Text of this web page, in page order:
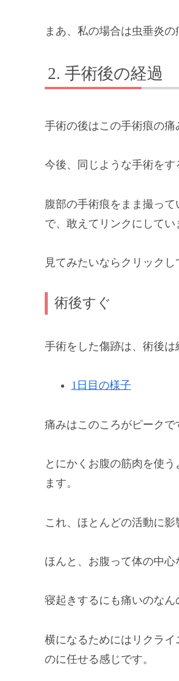
まあ、私の場合は虫垂炎
手術後の経過
手術の後はこの手術痕の痛
今後、同じような手術をす
腹部の手術痕をまま撮っ
で、敢えてリンクにしてい
見てみたいならクリックし
術後すぐ
手術をした傷跡は、術後は
1日目の様子
痛みはこのころがピークで
とにかくお腹の筋肉を使
ます。
これ、ほとんどの活動に影
ほんと、お腹って体の中心
寝起きするにも痛いのなん
横になるためにはリクラ
のに任せる感じです。